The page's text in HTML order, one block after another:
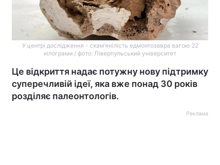
У центрі дослідження - скам’янілість едмонтозавра вагою 22
кілограми / фото: Ліверпульський університет
Це відкриття надає потужну нову підтримку
суперечливій ідеї, яка вже понад 30 років
розділяє палеонтологів.
Реклама